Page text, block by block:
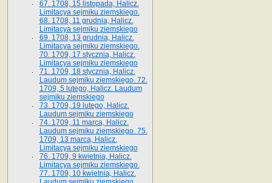
67. 1708, 15 listopada, Halicz.
Limitacya sejmiku ziemskiego.
68. 1708, 11 grudnia, Halicz.
Limitacya sejmiku ziemskiego
69. 1708, 13 grudnia, Halicz.
Limitacya sejmiku ziemskiego.
70. 1709, 17 stycznia, Halicz.
Limitacya sejmiku ziemskiego
71. 1709, 18 stycznia, Halicz.
Laudum sejmiku ziemskiego. 72.
1709, 5 lutego, Halicz. Laudum
sejmiku ziemskiego
73. 1709, 19 lutego, Halicz.
Laudum sejmiku ziemskiego
74. 1709, 11 marca, Halicz.
Laudum sejmiku ziemskiego. 75.
1709, 13 marca, Halicz.
Limitacya sejmiku ziemskiego
76. 1709, 9 kwietnia, Halicz.
Limitacya sejmiku ziemskiego.
77. 1709, 10 kwietnia, Halicz.